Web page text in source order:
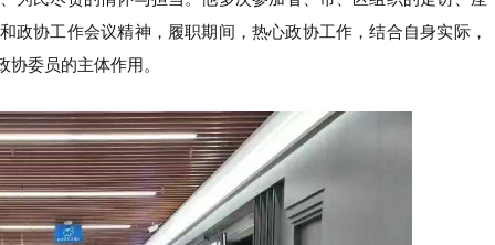
政协工作会议精神，履职期间，热心政协工作，结合自身实际，
委员的主体作用。